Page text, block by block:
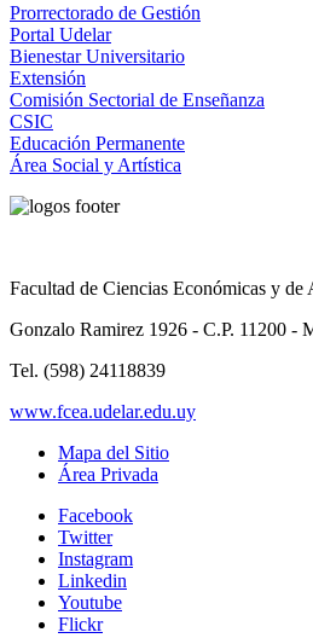
Prorrectorado de Gestión
Portal Udelar
Bienestar Universitario
Extensión
Comisión Sectorial de Enseñanza
CSIC
Educación Permanente
Área Social y Artística
Facultad de Ciencias Económicas y de
Gonzalo Ramirez 1926 - C.P. 11200 -
Tel. (598) 24118839
www.fcea.udelar.edu.uy
Mapa del Sitio
Área Privada
Facebook
Twitter
Instagram
Linkedin
Youtube
Flickr